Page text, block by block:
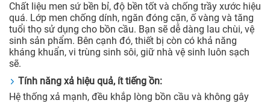
Chất liệu men sứ bền bỉ, độ bền tốt và chống trầy xước hiệu
quá. Lớp men chống dính, ngăn đóng cặn, ố vàng và tăng
tuổi thọ sử dụng cho bồn cầu. Bạn sẽ dễ dàng lau chùi, vệ
sinh sản phẩm. Bên cạnh đó, thiết bị còn có khả năng
kháng khuẩn, vi trùng sinh sôi, giữ nhà vệ sinh luôn sạch
sẽ.
Tính năng xả hiệu quả, ít tiếng ồn:
Hệ thống xả mạnh, đều khắp lòng bồn cầu và không gây